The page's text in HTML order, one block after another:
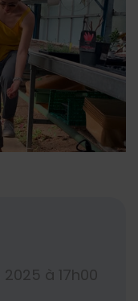
2025 à 17h00